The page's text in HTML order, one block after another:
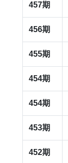
457期
456期
455期
454期
454期
453期
452期